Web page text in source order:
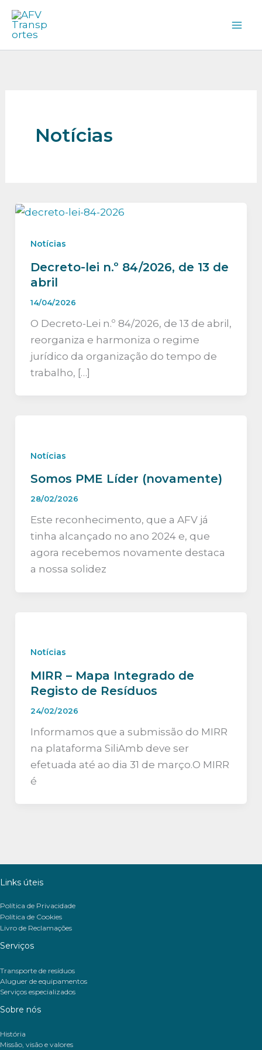
Skip
content
Notícias
Notícias
Decreto-lei n.º 84/2026, de 13 de
abril
14/04/2026
O Decreto-Lei n.º 84/2026, de 13 de abril,
reorganiza e harmoniza o regime
jurídico da organização do tempo de
trabalho, […]
Notícias
Somos PME Líder (novamente)
28/02/2026
Este reconhecimento, que a AFV já
tinha alcançado no ano 2024 e, que
agora recebemos novamente destaca
a nossa solidez
Notícias
MIRR – Mapa Integrado de
Registo de Resíduos
24/02/2026
Informamos que a submissão do MIRR
na plataforma SiliAmb deve ser
efetuada até ao dia 31 de março.O MIRR
é
Links úteis
Política de Privacidade
Política de Cookies
Livro de Reclamações
Serviços
Transporte de resíduos
Aluguer de equipamentos
Serviços especializados
Sobre nós
História
Missão, visão e valores